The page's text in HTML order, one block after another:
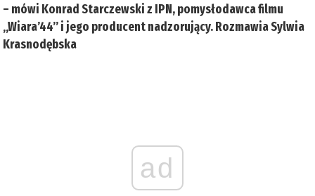
– mówi Konrad Starczewski z IPN, pomysłodawca filmu
„Wiara’44” i jego producent nadzorujący. Rozmawia Sylwia
Krasnodębska
ad